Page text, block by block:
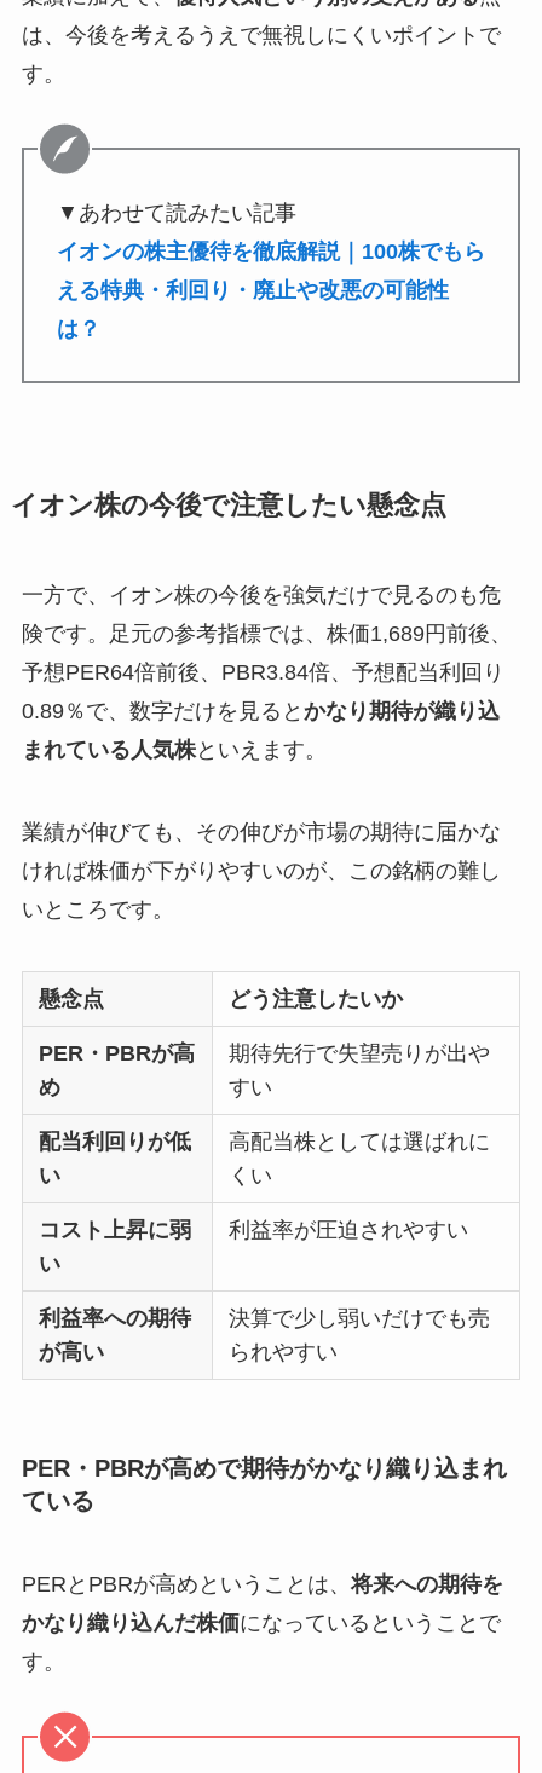
は、今後を考えるうえで無視しにくいポイントで
す。
▼あわせて読みたい記事
イオンの株主優待を徹底解説｜100株でもら
える特典・利回り・廃止や改悪の可能性
は？
イオン株の今後で注意したい懸念点
一方で、イオン株の今後を強気だけで見るのも危
険です。足元の参考指標では、株価1,689円前後、
予想PER64倍前後、PBR3.84倍、予想配当利回り
0.89％で、数字だけを見ると かなり期待が織り込
まれている人気株といえます。
業績が伸びても、その伸びが市場の期待に届かな
ければ株価が下がりやすいのが、この銘柄の難し
いところです。
懸念点 どう注意したいか
PER・PBRが高
め
期待先行で失望売りが出や
すい
配当利回りが低
い
高配当株としては選ばれに
くい
コスト上昇に弱
い
利益率が圧迫されやすい
利益率への期待
が高い
決算で少し弱いだけでも売
られやすい
PER・PBRが高めで期待がかなり織り込まれ
ている
PERとPBRが高めということは、 将来への期待を
かなり織り込んだ株価になっているということで
す。